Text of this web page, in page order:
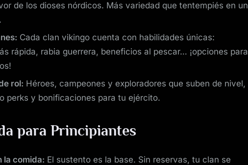
de los dioses nórdicos. Más variedad que tentempiés en un
Cada clan vikingo cuenta con habilidades únicas:
rápida, rabia guerrera, beneficios al pescar… ¡opciones para
rol: Héroes, campeones y exploradores que suben de nivel,
perks y bonificaciones para tu ejército.
para Principiantes
la comida: El sustento es la base. Sin reservas, tu clan se